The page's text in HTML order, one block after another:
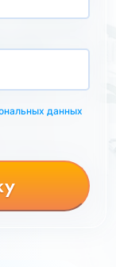
данных